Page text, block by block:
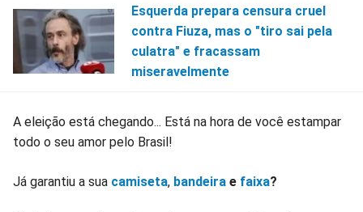
Esquerda prepara censura cruel
contra Fiuza, mas o "tiro sai pela
culatra" e fracassam
miseravelmente
A eleição está chegando... Está na hora de você estampar
todo o seu amor pelo Brasil!
Já garantiu a sua camiseta, bandeira e faixa?